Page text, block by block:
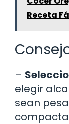
Receta
–
elegir
sean